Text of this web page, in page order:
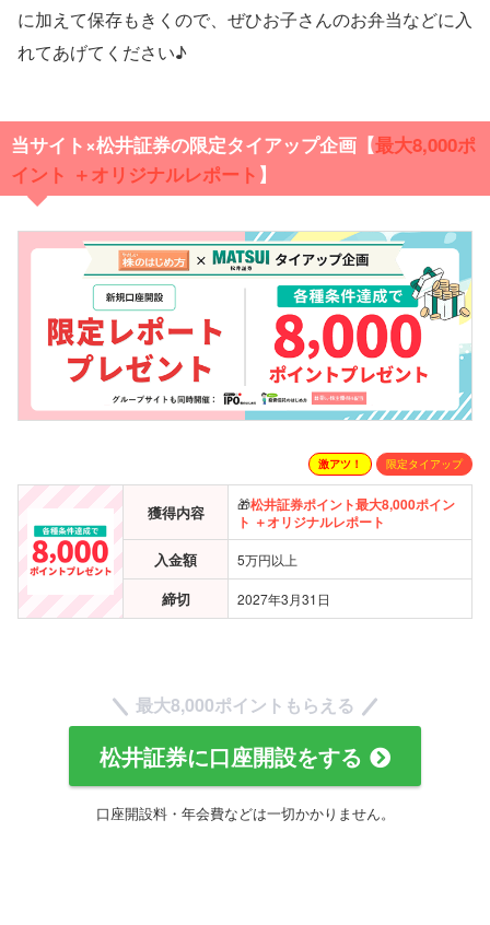
に加えて保存もきくので、ぜひお子さんのお弁当などに入
れてあげてください♪
当サイト×松井証券の限定タイアップ企画【最大8,000ポ
イント ＋オリジナルレポート 】
激アツ！ 限定タイアップ
獲得内容 🎁松井証券ポイント最大8,000ポイン
ト ＋オリジナルレポート
入金額 5万円以上
締切 2027年3月31日
最大8,000ポイントもらえる
松井証券に口座開設をする
口座開設料・年会費などは一切かかりません。